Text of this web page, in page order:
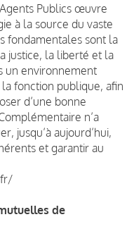
Publics œuvre
à la source du vaste
fondamentales sont la
justice, la liberté et la
un environnement
fonction publique, afin
d’une bonne
n’a
jusqu’à aujourd’hui,
et garantir au
de